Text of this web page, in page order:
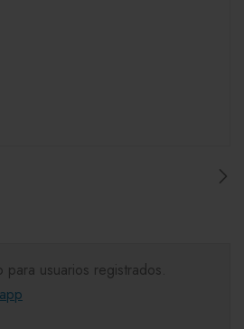
usuarios registrados.